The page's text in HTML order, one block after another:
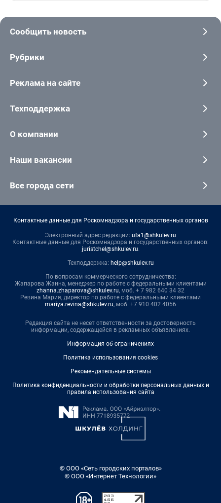
Сообщить новость
Рубрики
Реклама на сайте
Техподдержка
О компании
Наши вакансии
Все города сети
Контактные данные для Роскомнадзора и государственных органов
Электронный адрес редакции: ufa1@shkulev.ru
Контактные данные для Роскомнадзора и государственных органов:
juristchel@shkulev.ru.
Техподдержка: help@shkulev.ru
По вопросам коммерческого сотрудничества:
Жапарова Жанна, менеджер по работе с федеральными клиентами
zhanna.zhaparova@shkulev.ru, моб. + 7 982 640 34 32
Ревина Мария, директор по работе с федеральными клиентами
mariya.revina@shkulev.ru, моб. +7 910 402 4056
Редакция сайта не несет ответственности за достоверность
информации, содержащейся в рекламных объявлениях.
Информация об ограничениях
Политика использования cookies
Рекомендательные системы
Политика конфиденциальности и обработки персональных данных и
правила использования сайта
© ООО «Сеть городских порталов»
© ООО «Интернет Технологии»